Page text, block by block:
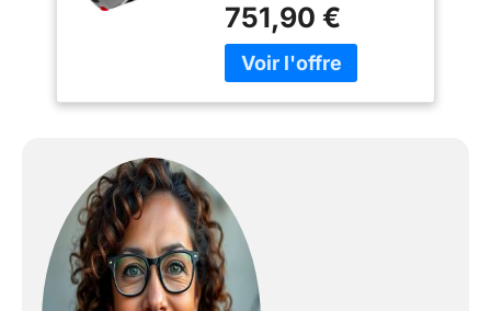
et une cavité à double
densité élargie pour le
corps principal et les
vision accru grâce à la
nouvelle « CityPosition »
et grâce au « V-Lock »
du pare-soleil nouvelle
position de la jugulaire
751,90 €